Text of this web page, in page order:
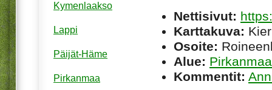
Nettisivut:
Karttakuva:
Osoite:
Alue: Pirkanmaa
Kommentit:
Kymenlaakso
Lappi
Päijät-Häme
Pirkanmaa